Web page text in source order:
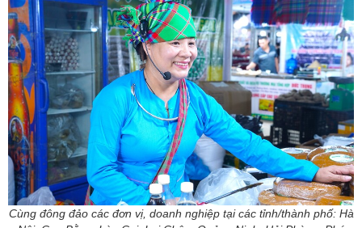
Cùng đông đảo các đơn vị, doanh nghiệp tại các tỉnh/thành phố: Hà